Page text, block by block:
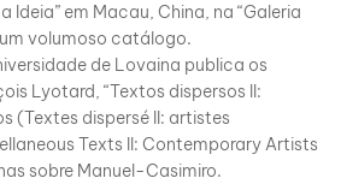
Ideia” em Macau, China, na “Galeria
volumoso catálogo.
de Lovaina publica os
Lyotard, “Textos dispersos II:
(Textes dispersé II: artistes
Texts II: Contemporary Artists
sobre Manuel-Casimiro.